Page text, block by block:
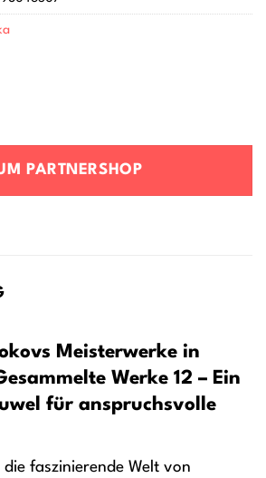
PARTNERSHOP
Meisterwerke in
Werke 12 – Ein
für anspruchsvolle
die faszinierende Welt von